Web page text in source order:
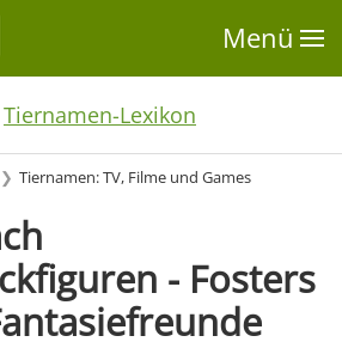
Menü
Tiernamen-Lexikon
Tiernamen: TV, Filme und Games
- Fosters